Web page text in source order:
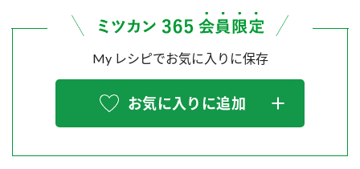
ふりかけ おすしの素
炊き込みご飯の素 米飯用調味液
納豆のサイト
スペシャルサイト
ZENB initiative
MIM（ミツカンミュージアム）
お客様相談センター
お客様の声をいかしました
販売終了製品のご案内
よくあるご質問
My レシピでお気に入りに保存
お気に入りに追加